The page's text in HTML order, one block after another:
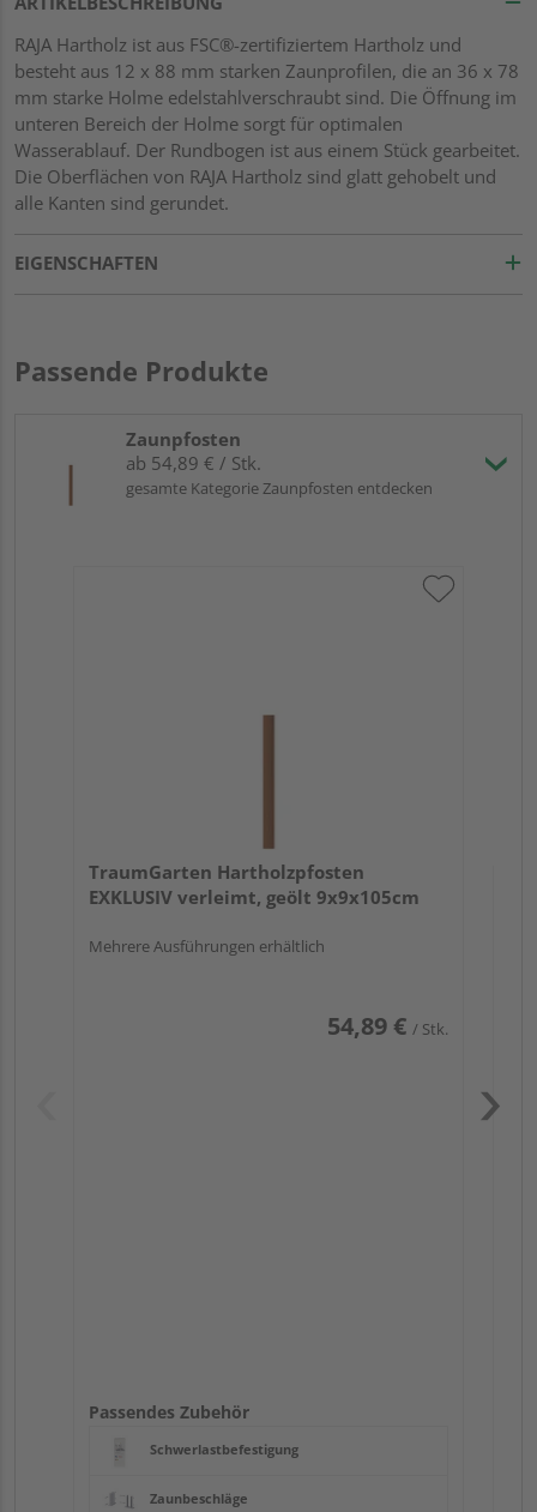
RAJA Hartholz ist aus FSC®-zertifiziertem Hartholz und
besteht aus 12 x 88 mm starken Zaunprofilen, die an 36 x 78
mm starke Holme edelstahlverschraubt sind. Die Öffnung im
unteren Bereich der Holme sorgt für optimalen
Wasserablauf. Der Rundbogen ist aus einem Stück gearbeitet.
Die Oberflächen von RAJA Hartholz sind glatt gehobelt und
alle Kanten sind gerundet.
EIGENSCHAFTEN
Passende Produkte
Zaunpfosten
ab 54,89 € / Stk.
gesamte Kategorie Zaunpfosten entdecken
TraumGarten Hartholzpfosten
EXKLUSIV verleimt, geölt 9x9x105cm
Mehrere Ausführungen erhältlich
54,89 € / Stk.
Passendes Zubehör
Schwerlastbefestigung
Zaunbeschläge